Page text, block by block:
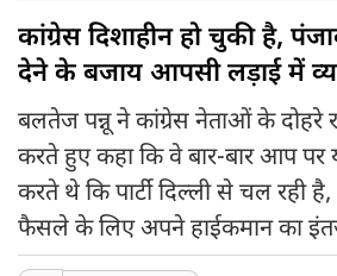
कांग्रेस दिशाहीन हो चुकी है,
देने के बजाय आपसी लड़ाई में
बलतेज पन्नू ने कांग्रेस नेताओं के दोहरे
करते हुए कहा कि वे बार-बार आप
करते थे कि पार्टी दिल्ली से चल रही
फैसले के लिए अपने हाईकमान का